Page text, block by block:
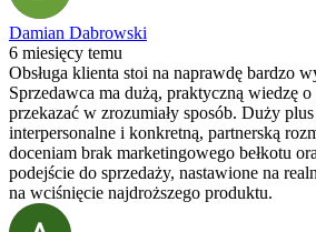
Damian Dabrowski
6 miesięcy temu
Obsługa klienta stoi na naprawdę bardzo
Sprzedawca ma dużą, praktyczną wiedzę
przekazać w zrozumiały sposób. Duży
interpersonalne i konkretną, partnerską
doceniam brak marketingowego bełkotu
podejście do sprzedaży, nastawione na
na wciśnięcie najdroższego produktu.